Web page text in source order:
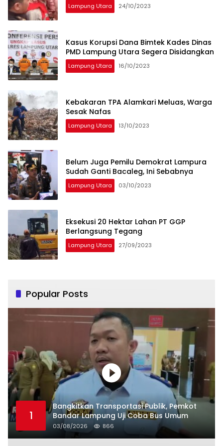
Lampung Utara 24/10/2023
Kasus Korupsi Dana Bimtek Kades Dinas
PMD Lampung Utara Segera Disidangkan
Lampung Utara 16/10/2023
Kebakaran TPA Alamkari Meluas, Warga
Sesak Nafas
Lampung Utara 13/10/2023
Belum Juga Pemilu Demokrat Lampura
Sudah Ganti Bacaleg, Ini Sebabnya
Lampung Utara 03/10/2023
Eksekusi 20 Hektar Lahan PT GGP
Berlangsung Tegang
Lampung Utara 27/09/2023
Popular Posts
1
Bangkitkan Transportasi Publik, Pemkot
Bandar Lampung Uji Coba Bus Umum
03/08/2026 866